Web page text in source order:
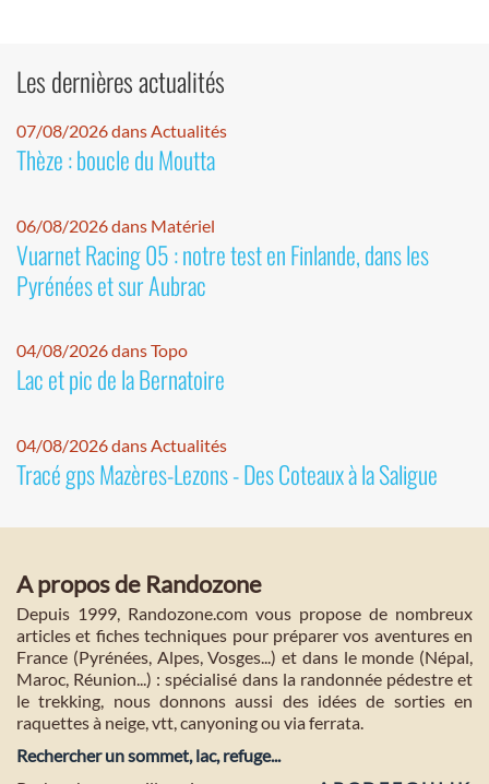
Les dernières actualités
07/08/2026 dans Actualités
Thèze : boucle du Moutta
06/08/2026 dans Matériel
Vuarnet Racing 05 : notre test en Finlande, dans les
Pyrénées et sur Aubrac
04/08/2026 dans Topo
Lac et pic de la Bernatoire
04/08/2026 dans Actualités
Tracé gps Mazères-Lezons - Des Coteaux à la Saligue
A propos de Randozone
Depuis 1999, Randozone.com vous propose de nombreux
articles et fiches techniques pour préparer vos aventures en
France (Pyrénées, Alpes, Vosges...) et dans le monde (Népal,
Maroc, Réunion...) : spécialisé dans la randonnée pédestre et
le trekking, nous donnons aussi des idées de sorties en
raquettes à neige, vtt, canyoning ou via ferrata.
Rechercher un sommet, lac, refuge...